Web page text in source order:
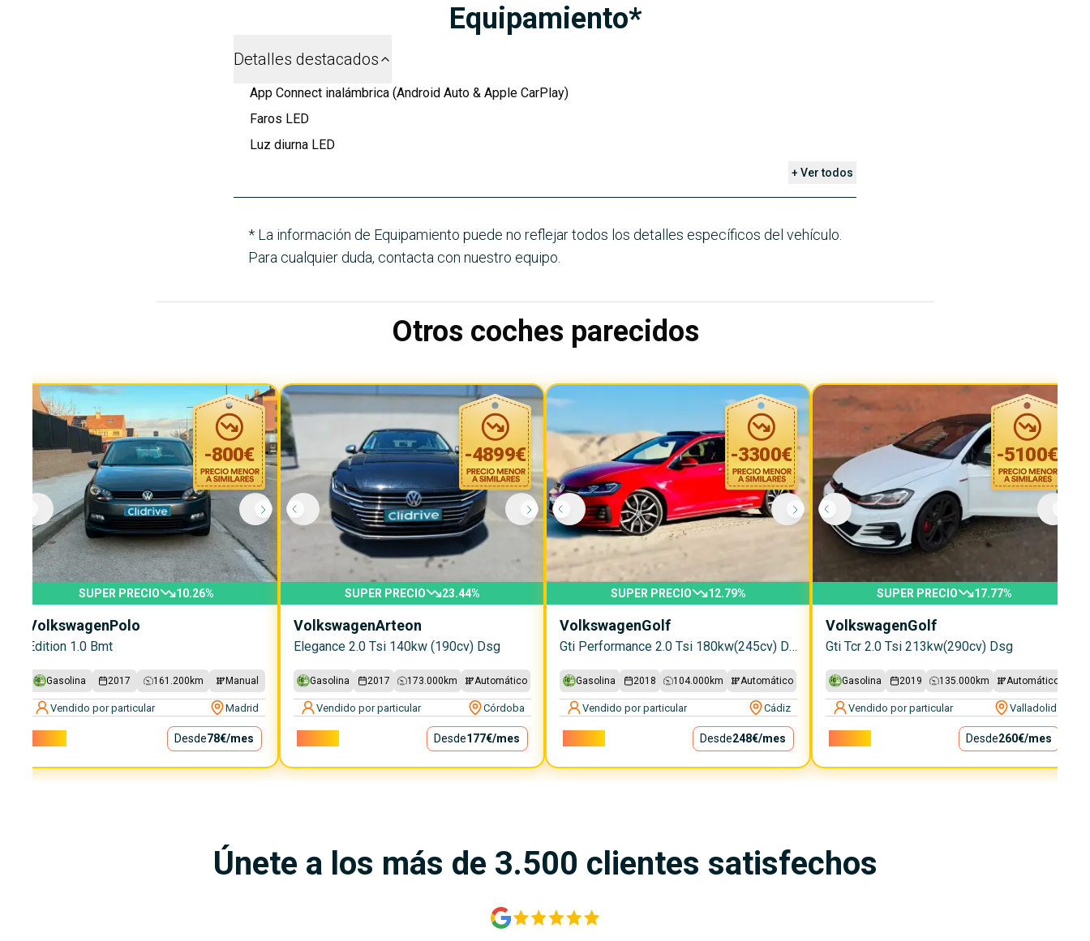
Equipamiento*
Detalles destacados
App Connect inalámbrica (Android Auto & Apple CarPlay)
Faros LED
Luz diurna LED
+ Ver todos
* La información de Equipamiento puede no reflejar todos los detalles específicos del vehículo.
Para cualquier duda, contacta con nuestro equipo.
Otros coches parecidos
-800€
SUPER PRECIO 10.26%
VolkswagenPolo
Edition 1.0 Bmt
Gasolina 2017 161.200 km Manual
Vendido por particular Madrid
Desde78€/mes
-4899€
SUPER PRECIO 23.44%
VolkswagenArteon
Elegance 2.0 Tsi 140kw (190cv) Dsg
Gasolina 2017 173.000 km Automático
Vendido por particular Córdoba
Desde177€/mes
-3300€
SUPER PRECIO 12.79%
VolkswagenGolf
Gti Performance 2.0 Tsi 180kw(245cv) Dsg
Gasolina 2018 104.000 km Automático
Vendido por particular Cádiz
Desde248€/mes
-5100€
SUPER PRECIO 17.77%
VolkswagenGolf
Gti Tcr 2.0 Tsi 213kw(290cv) Dsg
Gasolina 2019 135.000 km Automático
Vendido por particular Valladolid
Desde260€/mes
Únete a los más de 3.500 clientes satisfechos